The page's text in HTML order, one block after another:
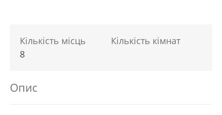
Кількість місць
8
Кількість кімнат
Опис